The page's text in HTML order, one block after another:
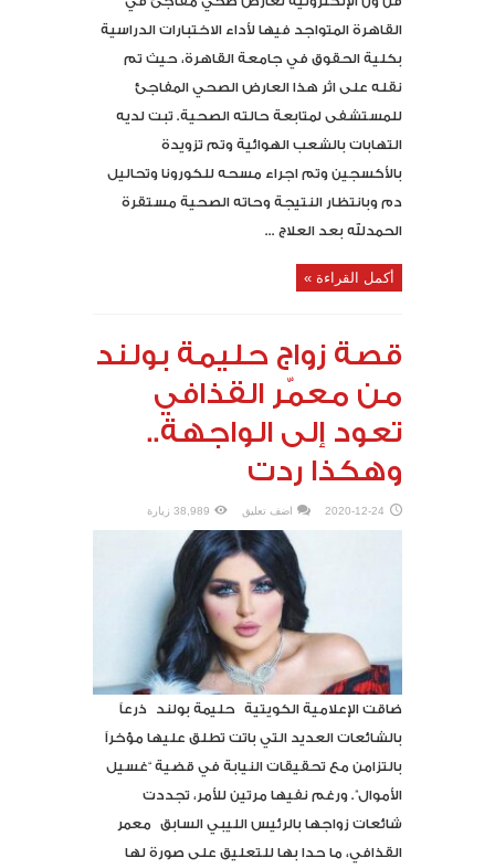
القاهرة المتواجد فيها لأداء الاختبارات الدراسية
بكلية الحقوق في جامعة القاهرة، حيث تم
نقله على اثر هذا العارض الصحي المفاجئ
للمستشفى لمتابعة حالته الصحية. تبت لديه
التهابات بالشعب الهوائية وتم تزويدة
بالأكسجين وتم اجراء مسحه للكورونا وتحاليل
دم وبانتظار النتيجة وحاته الصحية مستقرة
الحمدلله بعد العلاج ...
أكمل القراءة »
قصة زواج حليمة بولند
من معمّر القذافي
تعود إلى الواجهة..
وهكذا ردت
2020-12-24 اضف تعليق 38,989 زيارة
ضاقت الإعلامية الكويتية ​حليمة بولند​ ذرعاً
بالشائعات العديد التي باتت تطلق عليها مؤخراً
بالتزامن مع تحقيقات النيابة في قضية “غسيل
الأموال”. ورغم نفيها مرتين للأمر، تجددت
شائعات زواجها بالرئيس الليبي السابق ​معمر
القذافي​، ما حدا بها للتعليق على صورة لها